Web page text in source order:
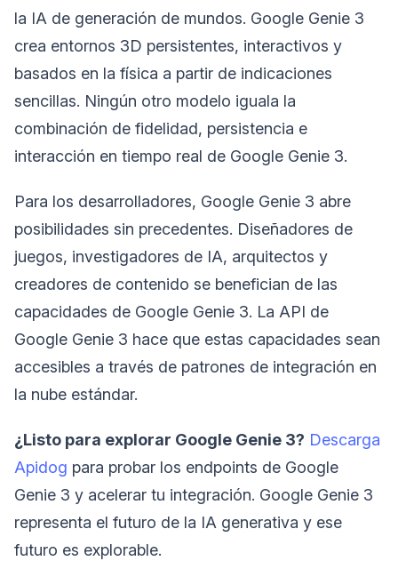
la IA de generación de mundos. Google Genie 3
crea entornos 3D persistentes, interactivos y
basados en la física a partir de indicaciones
sencillas. Ningún otro modelo iguala la
combinación de fidelidad, persistencia e
interacción en tiempo real de Google Genie 3.
Para los desarrolladores, Google Genie 3 abre
posibilidades sin precedentes. Diseñadores de
juegos, investigadores de IA, arquitectos y
creadores de contenido se benefician de las
capacidades de Google Genie 3. La API de
Google Genie 3 hace que estas capacidades sean
accesibles a través de patrones de integración en
la nube estándar.
¿Listo para explorar Google Genie 3? Descarga
Apidog para probar los endpoints de Google
Genie 3 y acelerar tu integración. Google Genie 3
representa el futuro de la IA generativa y ese
futuro es explorable.